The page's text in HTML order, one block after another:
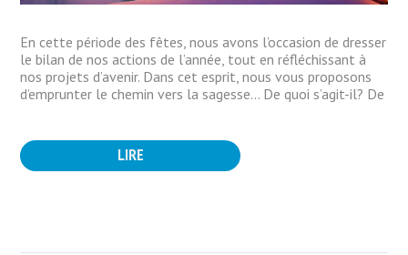
En cette période des fêtes, nous avons l’occasion de dresser
le bilan de nos actions de l’année, tout en réfléchissant à
nos projets d’avenir. Dans cet esprit, nous vous proposons
d’emprunter le chemin vers la sagesse… De quoi s’agit-il? De
LIRE